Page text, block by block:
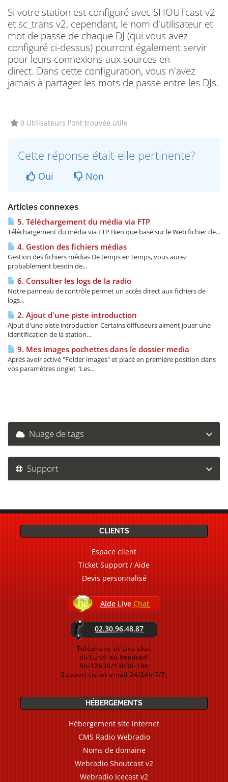
Si votre station est configuré avec SHOUTcast v2
et sc_trans v2, cependant, le nom d'utilisateur et
mot de passe de chaque DJ (qui vous avez
configuré ci-dessus) pourront également servir
pour leurs connexions aux sources en
direct. Dans cette configuration, vous n'avez
jamais à partager les mots de passe entre les DJs.
0 Utilisateurs l'ont trouvée utile
Cette réponse était-elle pertinente?
Oui Non
Articles connexes
5. Téléchargement du média via FTP
Téléchargement du média via FTP Bien que basé sur le Web fichier de...
4. Gestion des fichiers médias
Gestion des fichiers médias De temps en temps, vous aurez
probablement besoin de...
6. Consulter les logs de la radio
Notre panneau de contrôle permet un accès direct aux fichiers de
logs...
2. Ajout d'une piste introduction
Ajout d'une piste introduction Certains diffuseurs aiment jouer une
identification de la station...
9. Mes images pochettes dans le dossier media
Après avoir activé "Folder images" et placé en première position dans
vos paramètres onglet "Les...
Nuage de tags
Support
CLIENTS
Espace client
Ticket Support / Aide
Devis personnalisé
Aide Live Chat
02.30.96.48.87
Téléphone et Live chat
du Lundi au Vendredi
9h-12h30/13h30-18h
Support ticket email 24/24h 7/7j
HÉBERGEMENTS
Hébergement site internet
CMS Radio Webradio
Noms de domaine
Webradio Shoutcast v2
Webradio Icecast v2